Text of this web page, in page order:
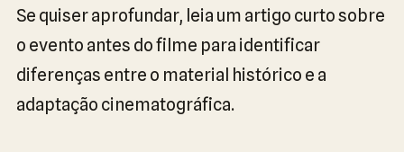
Se quiser aprofundar, leia um artigo curto sobre
o evento antes do filme para identificar
diferenças entre o material histórico e a
adaptação cinematográfica.